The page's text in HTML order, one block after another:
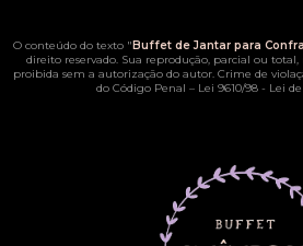
O conteúdo do texto "Buffet de Jantar para
direito reservado. Sua reprodução, parcial ou total,
proibida sem a autorização do autor. Crime de
do Código Penal – Lei 9610/98 - Lei